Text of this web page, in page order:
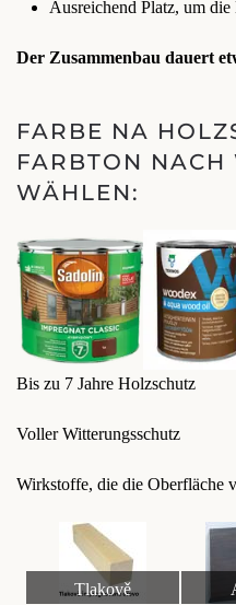
Ausreichend Platz, um
Der Zusammenbau dauert
FARBE NA
FARBTON NACH
WÄHLEN:
Bis zu 7 Jahre Holzschutz
Voller Witterungsschutz
Wirkstoffe, die die Oberfläche
Tlakově